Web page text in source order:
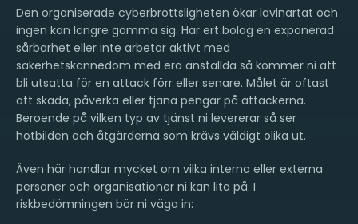
Den organiserade cyberbrottsligheten ökar lavinartat och
ingen kan längre gömma sig. Har ert bolag en exponerad
sårbarhet eller inte arbetar aktivt med
säkerhetskännedom med era anställda så kommer ni att
bli utsatta för en attack förr eller senare. Målet är oftast
att skada, påverka eller tjäna pengar på attackerna.
Beroende på vilken typ av tjänst ni levererar så ser
hotbilden och åtgärderna som krävs väldigt olika ut.
Även här handlar mycket om vilka interna eller externa
personer och organisationer ni kan lita på. I
riskbedömningen bör ni väga in: